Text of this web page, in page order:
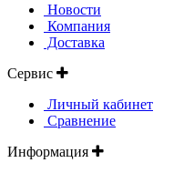
Новости
Компания
Доставка
Сервис
Личный кабинет
Сравнение
Информация